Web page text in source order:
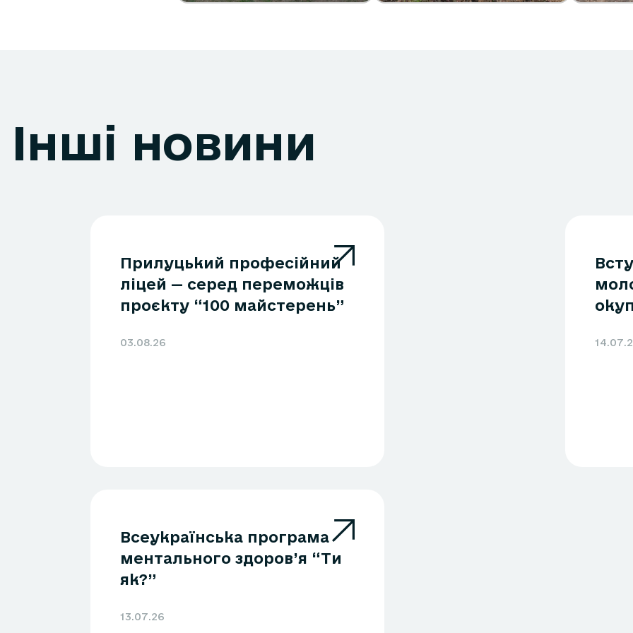
Інші новини
Прилуцький професійний
ліцей — серед переможців
проєкту “100 майстерень”
03.08.26
Всеукраїнська програма
ментального здоров’я “Ти
як?”
13.07.26